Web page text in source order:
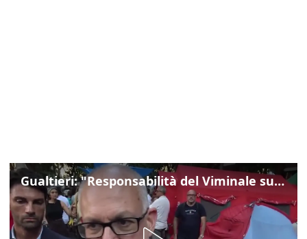
Gualtieri: "Responsabilità del Viminale su Spin Time? La posizione dei partiti è nota"